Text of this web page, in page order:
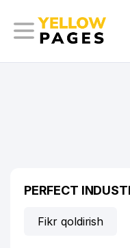
PERFECT
Fikr qoldirish